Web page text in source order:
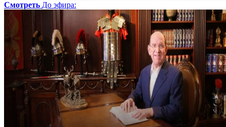
Смотреть До эфира: